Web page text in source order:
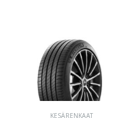
KESÄRENKAAT